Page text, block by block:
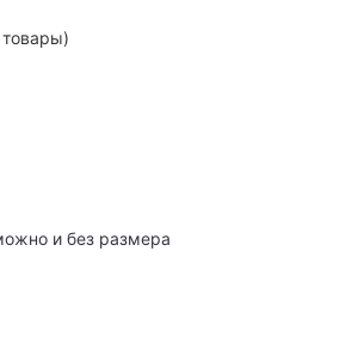
товары)
и без размера